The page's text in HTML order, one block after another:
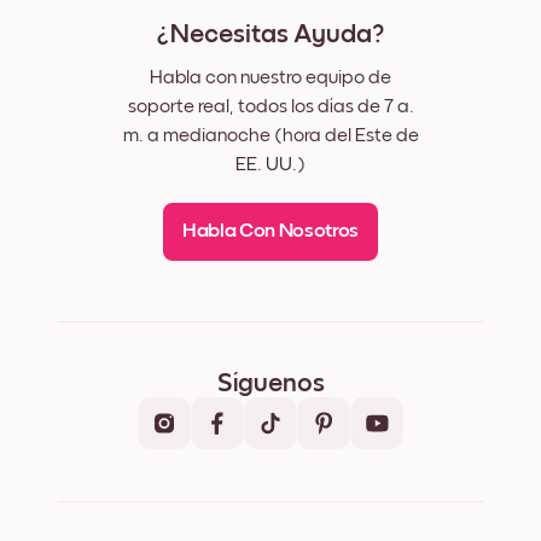
¿Necesitas Ayuda?
Habla con nuestro equipo de
soporte real, todos los días de 7 a.
m. a medianoche (hora del Este de
EE. UU.)
Habla Con Nosotros
Síguenos